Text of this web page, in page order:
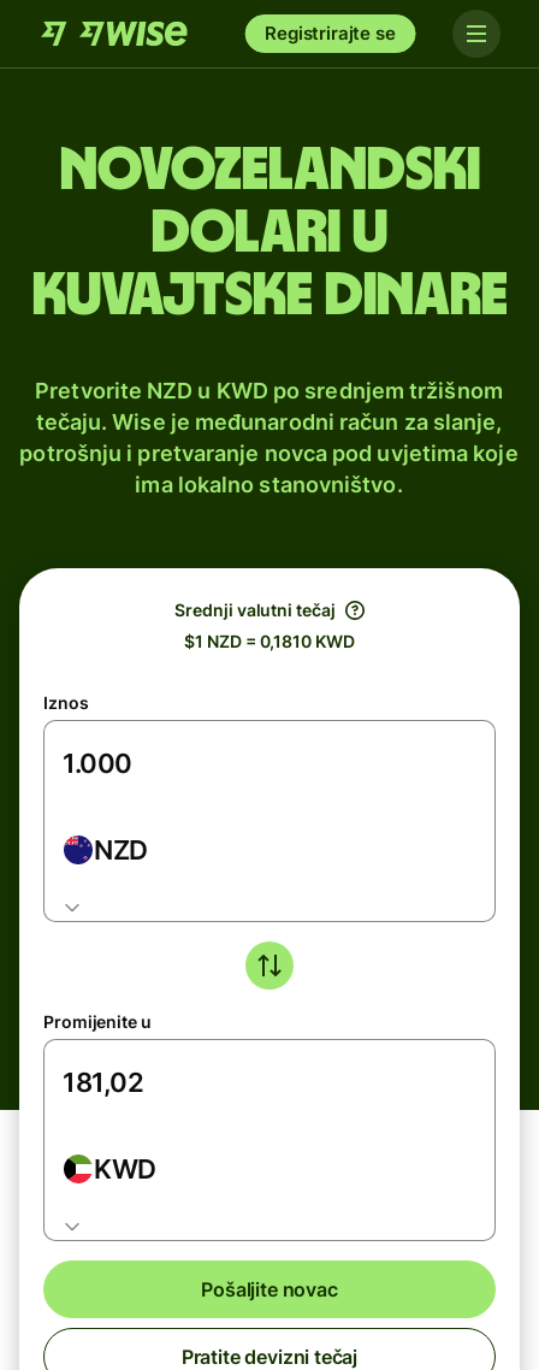
Registrirajte se
Novozelandski
dolari u
kuvajtske dinare
Pretvorite NZD u KWD po srednjem tržišnom
tečaju. Wise je međunarodni račun za slanje,
potrošnju i pretvaranje novca pod uvjetima koje
ima lokalno stanovništvo.
Srednji valutni tečaj
$1 NZD = 0,1810 KWD
Iznos
NZD
Promijenite u
KWD
Pošaljite novac
Pratite devizni tečaj